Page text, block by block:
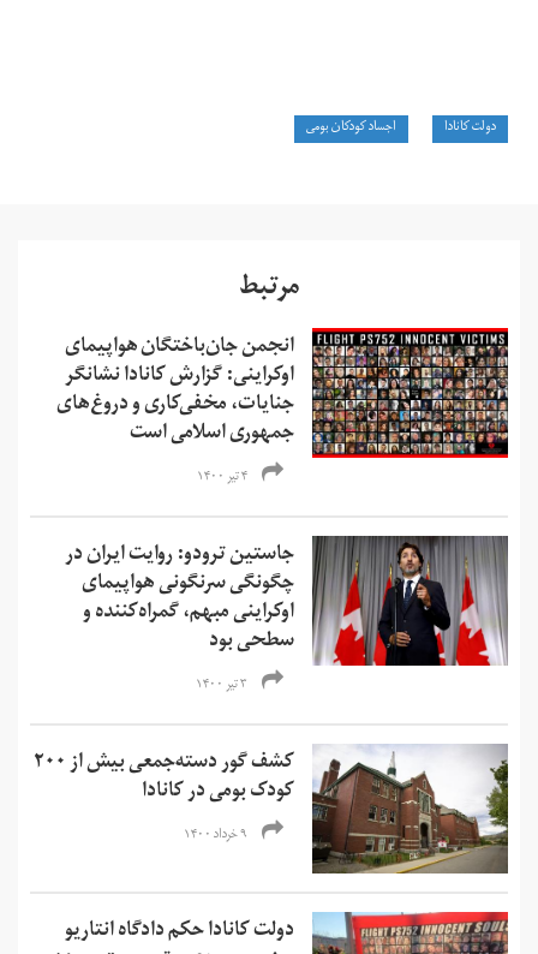
دولت کانادا اجساد کودکان بومی
مرتبط
انجمن جان‌باختگان‏‏‏ ‏‏هواپیمای‏‏‏ ‏‏
اوکراینی‏:‏‏‏ گزارش کانادا نشانگر
جنایات، مخفی‌کاری و دروغ‌های
جمهوری اسلامی است
۴ تیر ۱۴۰۰
جاستین ترودو: روایت ایران در
چگونگی سرنگونی هواپیمای
اوکراینی مبهم، گمراه‌کننده و
سطحی بود
۳ تیر ۱۴۰۰
کشف گور دسته‌جمعی بیش از ۲۰۰
کودک بومی در کانادا
۹ خرداد ۱۴۰۰
دولت کانادا حکم دادگاه انتاریو